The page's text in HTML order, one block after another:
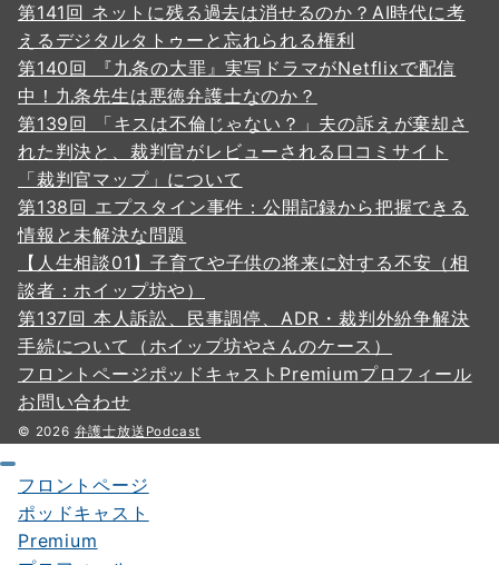
第141回 ネットに残る過去は消せるのか？AI時代に考
えるデジタルタトゥーと忘れられる権利
第140回 『九条の大罪』実写ドラマがNetflixで配信
中！九条先生は悪徳弁護士なのか？
第139回 「キスは不倫じゃない？」夫の訴えが棄却さ
れた判決と、裁判官がレビューされる口コミサイト
「裁判官マップ」について
第138回 エプスタイン事件：公開記録から把握できる
情報と未解決な問題
【人生相談01】子育てや子供の将来に対する不安（相
談者：ホイップ坊や）
第137回 本人訴訟、民事調停、ADR・裁判外紛争解決
手続について（ホイップ坊やさんのケース）
フロントページポッドキャスト Premiumプロフィール
お問い合わせ
© 2026 弁護士放送Podcast
フロントページ
ポッドキャスト
Premium